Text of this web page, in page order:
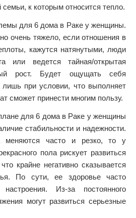
семьи, к которым относится тепло.
для 6 дома в Раке у женщины.
очень тяжело, если отношения в
кажутся натянутыми, люди
или ведется тайная/открытая
рост. Будет ощущать себя
лишь при условии, что выполняет
сможет принести многим пользу.
для 6 дома в Раке у женщины
стабильности и надежности.
меняются часто и резко, то у
пола рискует развиться
крайне негативно сказывается
По сути, ее здоровье часто
Из-за постоянного
могут развиться серьезные